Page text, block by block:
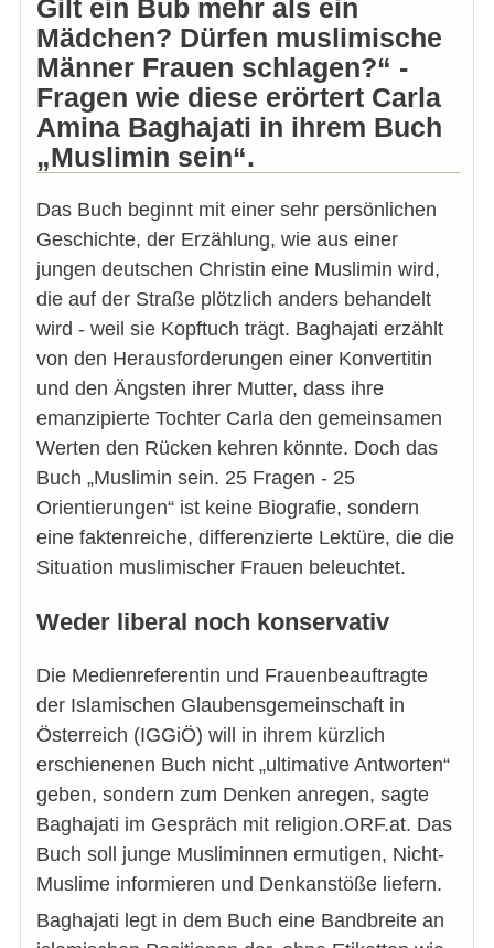
Gilt ein Bub mehr als ein
Mädchen? Dürfen muslimische
Männer Frauen schlagen?“ -
Fragen wie diese erörtert Carla
Amina Baghajati in ihrem Buch
„Muslimin sein“.
Das Buch beginnt mit einer sehr persönlichen
Geschichte, der Erzählung, wie aus einer
jungen deutschen Christin eine Muslimin wird,
die auf der Straße plötzlich anders behandelt
wird - weil sie Kopftuch trägt. Baghajati erzählt
von den Herausforderungen einer Konvertitin
und den Ängsten ihrer Mutter, dass ihre
emanzipierte Tochter Carla den gemeinsamen
Werten den Rücken kehren könnte. Doch das
Buch „Muslimin sein. 25 Fragen - 25
Orientierungen“ ist keine Biografie, sondern
eine faktenreiche, differenzierte Lektüre, die die
Situation muslimischer Frauen beleuchtet.
Weder liberal noch konservativ
Die Medienreferentin und Frauenbeauftragte
der Islamischen Glaubensgemeinschaft in
Österreich (IGGiÖ) will in ihrem kürzlich
erschienenen Buch nicht „ultimative Antworten“
geben, sondern zum Denken anregen, sagte
Baghajati im Gespräch mit religion.ORF.at. Das
Buch soll junge Musliminnen ermutigen, Nicht-
Muslime informieren und Denkanstöße liefern.
Baghajati legt in dem Buch eine Bandbreite an